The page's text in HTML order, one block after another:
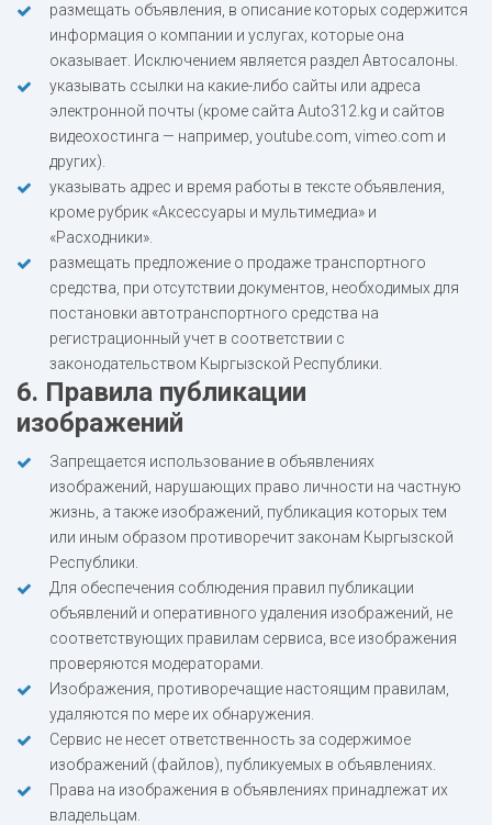
размещать объявления, в описание которых содержится
информация о компании и услугах, которые она
оказывает. Исключением является раздел Автосалоны.
указывать ссылки на какие-либо сайты или адреса
электронной почты (кроме сайта Auto312.kg и сайтов
видеохостинга — например, youtube.com, vimeo.com и
других).
указывать адрес и время работы в тексте объявления,
кроме рубрик «Аксессуары и мультимедиа» и
«Расходники».
размещать предложение о продаже транспортного
средства, при отсутствии документов, необходимых для
постановки автотранспортного средства на
регистрационный учет в соответствии с
законодательством Кыргызской Республики.
6. Правила публикации
изображений
Запрещается использование в объявлениях
изображений, нарушающих право личности на частную
жизнь, а также изображений, публикация которых тем
или иным образом противоречит законам Кыргызской
Республики.
Для обеспечения соблюдения правил публикации
объявлений и оперативного удаления изображений, не
соответствующих правилам сервиса, все изображения
проверяются модераторами.
Изображения, противоречащие настоящим правилам,
удаляются по мере их обнаружения.
Сервис не несет ответственность за содержимое
изображений (файлов), публикуемых в объявлениях.
Права на изображения в объявлениях принадлежат их
владельцам.